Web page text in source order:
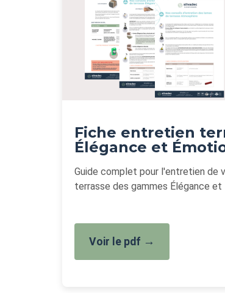
Fiche entretien
Élégance et
Guide complet pour l'entretien de
terrasse des gammes Élégance et
Voir le pdf →